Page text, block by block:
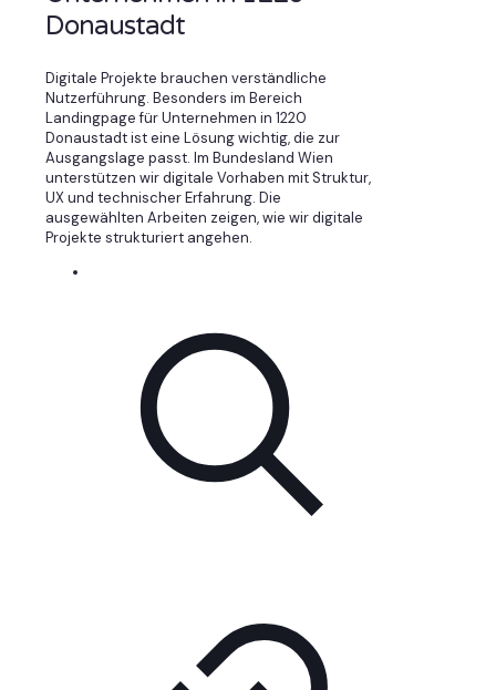
Donaustadt
Digitale Projekte brauchen verständliche
Nutzerführung. Besonders im Bereich
Landingpage für Unternehmen in 1220
Donaustadt ist eine Lösung wichtig, die zur
Ausgangslage passt. Im Bundesland Wien
unterstützen wir digitale Vorhaben mit Struktur,
UX und technischer Erfahrung. Die
ausgewählten Arbeiten zeigen, wie wir digitale
Projekte strukturiert angehen.